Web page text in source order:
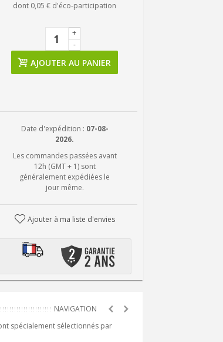
dont 0,05 € d'éco-participation
-
+
AJOUTER AU PANIER
Date d'expédition : 07-08-
2026.
Les commandes passées avant
12h (GMT + 1) sont
généralement expédiées le
jour même.
Ajouter à ma liste d'envies
spécialement sélectionnés par